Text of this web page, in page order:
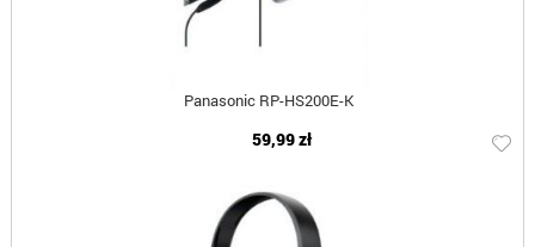
Panasonic RP-HS200E-K
59,99 zł